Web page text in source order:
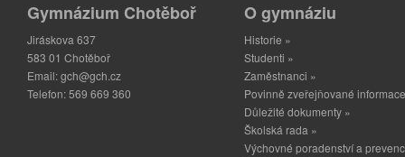
Gymnázium Chotěboř
Jiráskova 637
583 01 Chotěboř
Email:gch@gch.cz
Telefon: 569 669 360
O gymnáziu
Historie »
Studenti »
Zaměstnanci »
Povinně zveřejňované
Důležité dokumenty »
Školská rada »
Výchovné poradenství a